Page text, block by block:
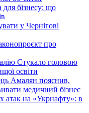
бізнесу: що
у Чернігові
про
Стукало головою
освіти
Амалян пояснив,
медичний бізнес
атак на «Укрнафту»: в